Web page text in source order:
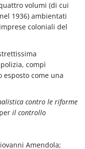
volumi (di cui
1936) ambientati
coloniali del
compì
esposto come una
contro le riforme
il controllo
Amendola;